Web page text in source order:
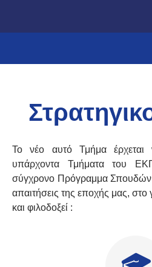
Το νέο αυτό Τμήμα έρχεται
υπάρχοντα Τμήματα του
σύγχρονο Πρόγραμμα Σπουδών
απαιτήσεις της εποχής μας, στο
και φιλοδοξεί :